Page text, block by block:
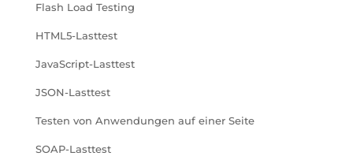
Flash Load Testing
HTML5-Lasttest
JavaScript-Lasttest
JSON-Lasttest
Testen von Anwendungen auf einer Seite
SOAP-Lasttest